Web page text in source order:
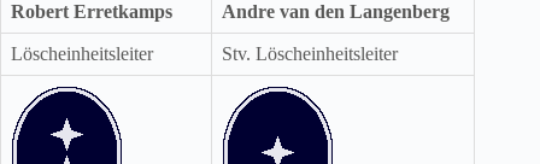
Robert Erretkamps Andre van den Langenberg
Löscheinheitsleiter Stv. Löscheinheitsleiter